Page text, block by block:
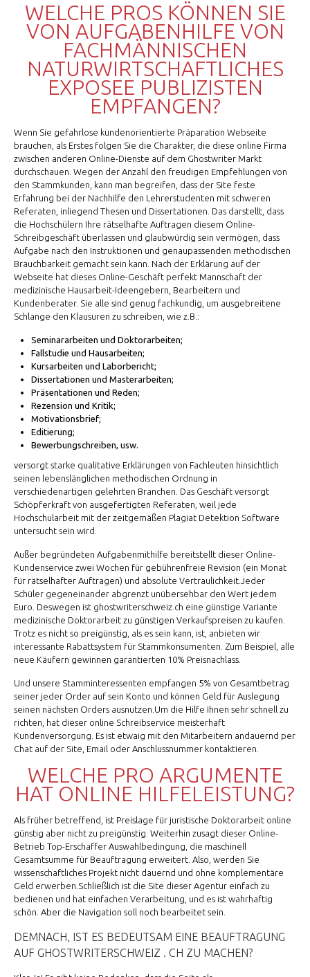
WELCHE PROS KÖNNEN SIE
VON AUFGABENHILFE VON
FACHMÄNNISCHEN
NATURWIRTSCHAFTLICHES
EXPOSEE PUBLIZISTEN
EMPFANGEN?
Wenn Sie gefahrlose kundenorientierte Präparation Webseite
brauchen, als Erstes folgen Sie die Charakter, die diese online Firma
zwischen anderen Online-Dienste auf dem Ghostwriter Markt
durchschauen. Wegen der Anzahl den freudigen Empfehlungen von
den Stammkunden, kann man begreifen, dass der Site feste
Erfahrung bei der Nachhilfe den Lehrerstudenten mit schweren
Referaten, inliegend Thesen und Dissertationen. Das darstellt, dass
die Hochschülern Ihre rätselhafte Auftragen diesem Online-
Schreibgeschäft überlassen und glaubwürdig sein vermögen, dass
Aufgabe nach den Instruktionen und genaupassenden methodischen
Brauchbarkeit gemacht sein kann. Nach der Erklärung auf der
Webseite hat dieses Online-Geschäft perfekt Mannschaft der
medizinische Hausarbeit-Ideengebern, Bearbeitern und
Kundenberater. Sie alle sind genug fachkundig, um ausgebreitene
Schlange den Klausuren zu schreiben, wie z.B.:
Seminararbeiten und Doktorarbeiten;
Fallstudie und Hausarbeiten;
Kursarbeiten und Laborbericht;
Dissertationen und Masterarbeiten;
Präsentationen und Reden;
Rezension und Kritik;
Motivationsbrief;
Editierung;
Bewerbungschreiben, usw.
versorgt starke qualitative Erklärungen von Fachleuten hinsichtlich
seinen lebenslänglichen methodischen Ordnung in
verschiedenartigen gelehrten Branchen. Das Geschäft versorgt
Schöpferkraft von ausgefertigten Referaten, weil jede
Hochschularbeit mit der zeitgemäßen Plagiat Detektion Software
untersucht sein wird.
Außer begründeten Aufgabenmithilfe bereitstellt dieser Online-
Kundenservice zwei Wochen für gebührenfreie Revision (ein Monat
für rätselhafter Auftragen) und absolute Vertraulichkeit.Jeder
Schüler gegeneinander abgrenzt unübersehbar den Wert jedem
Euro. Deswegen ist ghostwriterschweiz.ch eine günstige Variante
medizinische Doktorarbeit zu günstigen Verkaufspreisen zu kaufen.
Trotz es nicht so preigünstig, als es sein kann, ist, anbieten wir
interessante Rabattsystem für Stammkonsumenten. Zum Beispiel, alle
neue Käufern gewinnen garantierten 10% Preisnachlass.
Und unsere Stamminteressenten empfangen 5% von Gesamtbetrag
seiner jeder Order auf sein Konto und können Geld für Auslegung
seinen nächsten Orders ausnutzen.Um die Hilfe Ihnen sehr schnell zu
richten, hat dieser online Schreibservice meisterhaft
Kundenversorgung. Es ist etwaig mit den Mitarbeitern andauernd per
Chat auf der Site, Email oder Anschlussnummer kontaktieren.
WELCHE PRO ARGUMENTE
HAT ONLINE HILFELEISTUNG?
Als früher betreffend, ist Preislage für juristische Doktorarbeit online
günstig aber nicht zu preigünstig. Weiterhin zusagt dieser Online-
Betrieb Top-Erschaffer Auswahlbedingung, die maschinell
Gesamtsumme für Beauftragung erweitert. Also, werden Sie
wissenschaftliches Projekt nicht dauernd und ohne komplementäre
Geld erwerben.Schließlich ist die Site dieser Agentur einfach zu
bedienen und hat einfachen Verarbeitung, und es ist wahrhaftig
schön. Aber die Navigation soll noch bearbeitet sein.
DEMNACH, IST ES BEDEUTSAM EINE BEAUFTRAGUNG
AUF GHOSTWRITERSCHWEIZ . CH ZU MACHEN?